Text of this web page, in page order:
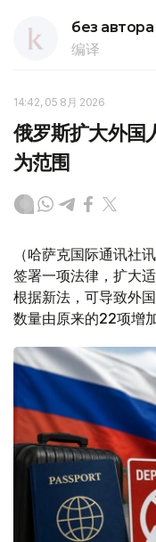
без автора
编译
14:42, 05 8月 2026
俄罗斯扩大外国
为范围
（哈萨克国际通讯社
签署一项法律，扩大
根据新法，可导致外
数量由原来的22项增